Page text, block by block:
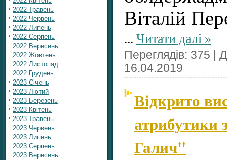
2022 Травень
2022 Червень
2022 Липень
2022 Серпень
2022 Вересень
2022 Жовтень
2022 Листопад
2022 Грудень
2023 Січень
2023 Лютий
2023 Березень
2023 Квітень
2023 Травень
2023 Червень
2023 Липень
2023 Серпень
2023 Вересень
Віталій
... Читати далі »
Переглядів: 375 |
16.04.2019
Відкрито
атрибутики
Галич"